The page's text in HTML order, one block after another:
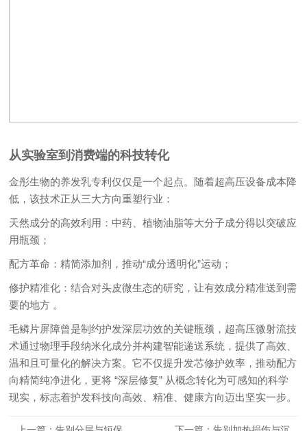
从实验室到消费端的科技转化
金彤生物的养发乳专利仅仅是一个起点。随着超高压设备成本降
低，该技术正从三大方向重塑行业：
天然成分的高效利用：中药、植物油脂等大分子成分得以突破应
用瓶颈；
配方革命：精简添加剂，推动“成分透明化”运动；
修护精准化：结合对头皮微生态的研究，让有效成分精准送到需
要的地方 。
毛鳞片屏障曾是制约护发深层功效的关键瓶颈，超高压微射流技
术通过物理手段纳米化成分并构建智能递送系统，提供了高效、
温和且可量化的解决方案。它不仅提升发芯修护效率，推动配方
向精简纯净进化，更将 “深层修复” 从概念转化为可感知的科学
现实，标志着护发科技向高效、精准、健康方向迈出坚实一步。